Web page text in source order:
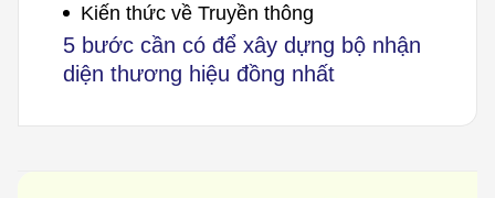
Kiến thức về Truyền thông
5 bước cần có để xây dựng bộ nhận
diện thương hiệu đồng nhất